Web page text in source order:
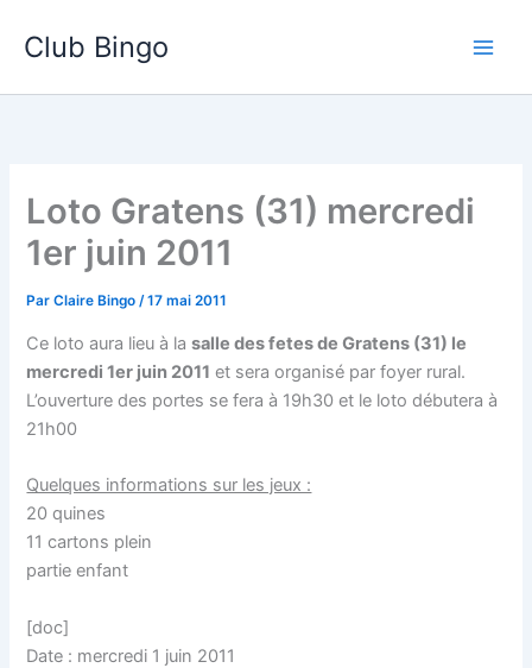
Club Bingo
Loto Gratens (31) mercredi
1er juin 2011
ParClaire Bingo/17 mai 2011
Ce loto aura lieu à lasalle des fetes de Gratens (31) le
mercredi 1er juin 2011 et sera organisé par foyer rural.
L’ouverture des portes se fera à 19h30 et le loto débutera à
21h00
Quelques informations sur les jeux :
20 quines
11 cartons plein
partie enfant
[doc]
Date : mercredi 1 juin 2011